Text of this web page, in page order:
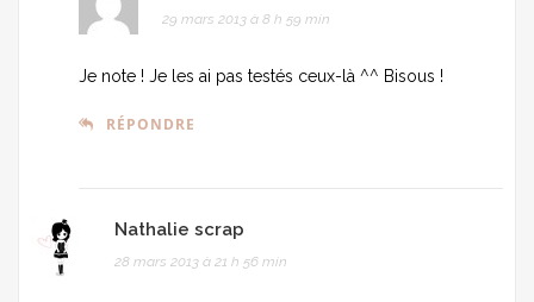
29 mars 2013 à 8 h 59 min
Je note ! Je les ai pas testés ceux-là ^^ Bisous !
RÉPONDRE
Nathalie scrap
28 mars 2013 à 21 h 56 min